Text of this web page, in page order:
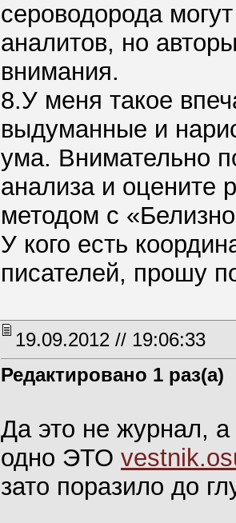
сероводорода
аналитов, но
внимания.
8.У меня такое
выдуманные и
ума. Внимательно
анализа и оцените
методом с
У кого есть
писателей, прошу
19.09.2012 // 19:06:33
Редактировано 1 раз(а)
Да это не журнал, а
одно ЭТО
зато поразило до